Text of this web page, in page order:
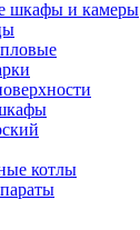
шкафы и камеры
котлы